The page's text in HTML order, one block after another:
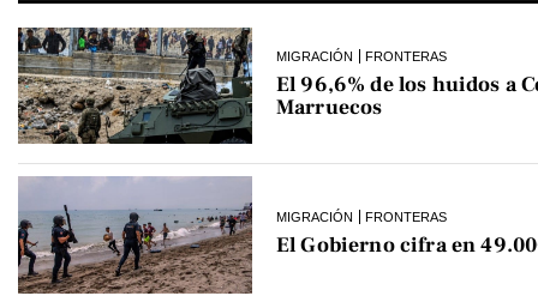
MIGRACIÓN FRONTERAS
El 96,6% de los huidos a
Marruecos
MIGRACIÓN FRONTERAS
El Gobierno cifra en